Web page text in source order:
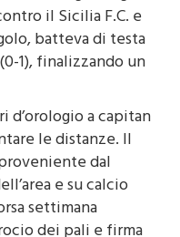
batteva di testa
1), finalizzando un
a capitan
le distanze. Il
dal
e su calcio
settimana
dei pali e firma